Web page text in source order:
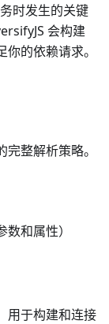
时发生的关键
会构建
的依赖请求。
整解析策略。
和属性）
用于构建和连接